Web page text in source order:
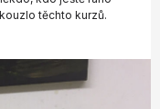
těchto kurzů.